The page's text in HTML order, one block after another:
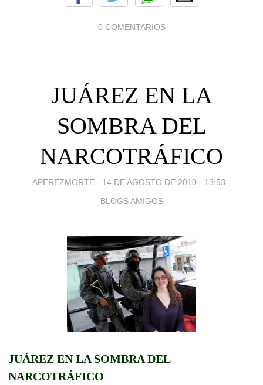
0 COMENTARIOS
JUÁREZ EN LA
SOMBRA DEL
NARCOTRÁFICO
APEREZMORTE - 14 DE AGOSTO DE 2010 - 13:53 -
BLOGS AMIGOS
JUÁREZ EN LA SOMBRA DEL
NARCOTRÁFICO